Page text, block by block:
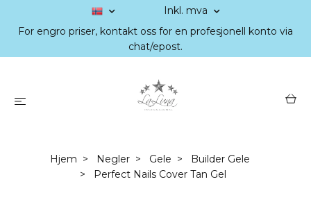
Inkl. mva
For engro priser, kontakt oss for en profesjonell konto via
chat/epost.
Hjem Negler Gele
Builder Gele
Perfect Nails Cover Tan Gel